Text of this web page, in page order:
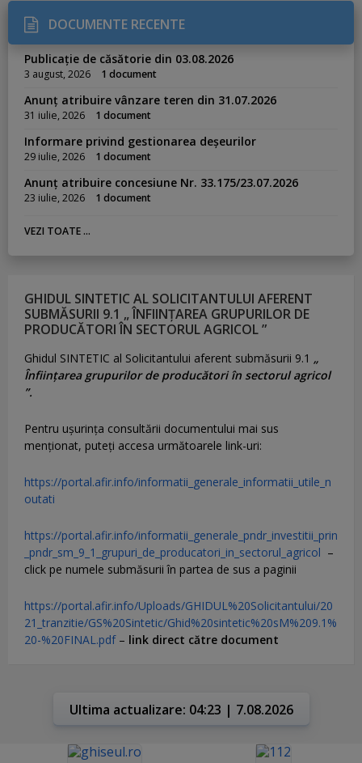
DOCUMENTE RECENTE
Publicație de căsătorie din 03.08.2026
3 august, 2026 1 document
Anunț atribuire vânzare teren din 31.07.2026
31 iulie, 2026 1 document
Informare privind gestionarea deșeurilor
29 iulie, 2026 1 document
Anunț atribuire concesiune Nr. 33.175/23.07.2026
23 iulie, 2026 1 document
VEZI TOATE ...
GHIDUL SINTETIC AL SOLICITANTULUI AFERENT
SUBMĂSURII 9.1 „ ÎNFIINȚAREA GRUPURILOR DE
PRODUCĂTORI ÎN SECTORUL AGRICOL ”
Ghidul SINTETIC al Solicitantului aferent submăsurii 9.1 „
Înființarea grupurilor de producători în sectorul agricol
”.
Pentru uşurinţa consultării documentului mai sus
menţionat, puteţi accesa următoarele link-uri:
https://portal.afir.info/informatii_generale_informatii_utile_n
outati
https://portal.afir.info/informatii_generale_pndr_investitii_prin
_pndr_sm_9_1_grupuri_de_producatori_in_sectorul_agricol –
click pe numele submăsurii în partea de sus a paginii
https://portal.afir.info/Uploads/GHIDUL%20Solicitantului/20
21_tranzitie/GS%20Sintetic/Ghid%20sintetic%20sM%209.1%
20-%20FINAL.pdf– link direct către document
Ultima actualizare: 04:23 | 7.08.2026